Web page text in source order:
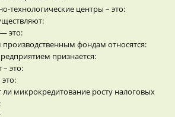
технологические центры – это:
это:
фондам относятся:
признается:
это:
ли микрокредитование росту налоговых